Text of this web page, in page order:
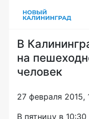
В
на
человек
27 февраля 2015,
В пятницу в